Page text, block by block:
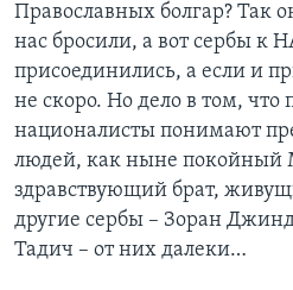
Православных болгар? Так
нас бросили, а вот сербы к
присоединились, а если и
не скоро. Но дело в том, что
националисты понимают
людей, как ныне покойный
здравствующий брат,
другие сербы – Зоран
Тадич – от них далеки…